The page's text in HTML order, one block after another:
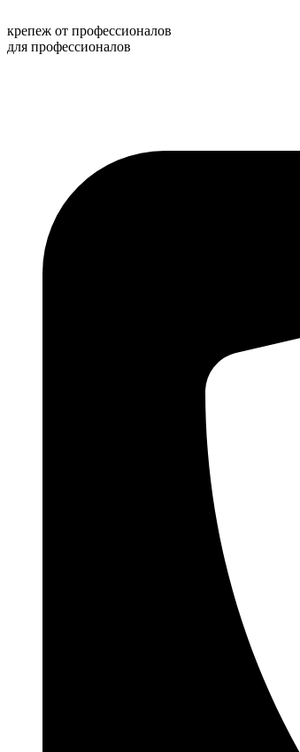
к
содержимому
крепеж от профессионалов
для профессионалов